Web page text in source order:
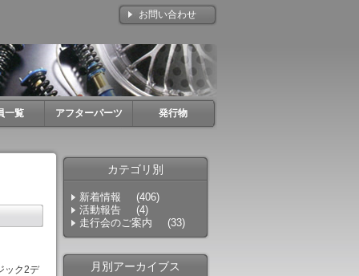
お問い合わせ
一覧 アフターパーツ 発行物
ック2デ
カテゴリ別
新着情報
(406)
活動報告
(4)
走行会のご案内
(33)
月別アーカイブス